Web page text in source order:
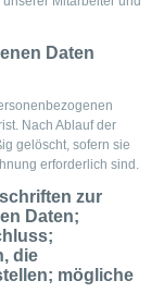
Daten
Nach Ablauf der
gelöscht, sofern sie
erforderlich sind.
zur
Daten;
die
mögliche